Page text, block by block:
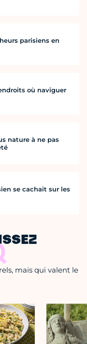
parisiens en
où naviguer
nature à ne pas
se cachait sur les
mais qui valent le